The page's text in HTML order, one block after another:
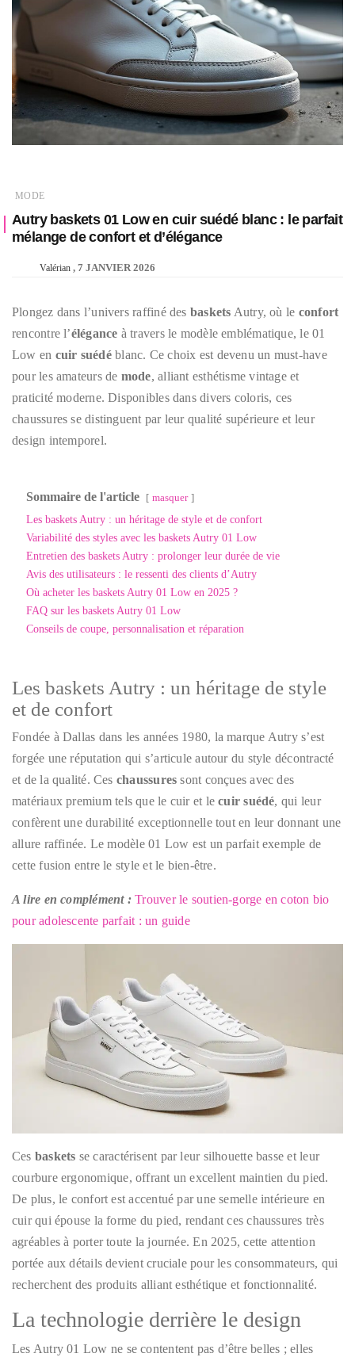
MODE
Autry baskets 01 Low en cuir suédé blanc : le parfait
mélange de confort et d’élégance
Valérian 7 JANVIER 2026
Plongez dans l’univers raffiné des baskets Autry, où le confort
rencontre l’élégance à travers le modèle emblématique, le 01
Low en cuir suédéblanc. Ce choix est devenu un must-have
pour les amateurs de mode, alliant esthétisme vintage et
praticité moderne. Disponibles dans divers coloris, ces
chaussures se distinguent par leur qualité supérieure et leur
design intemporel.
Sommaire de l'article masquer
Les baskets Autry : un héritage de style et de confort
Variabilité des styles avec les baskets Autry 01 Low
Entretien des baskets Autry : prolonger leur durée de vie
Avis des utilisateurs : le ressenti des clients d’Autry
Où acheter les baskets Autry 01 Low en 2025 ?
FAQ sur les baskets Autry 01 Low
Conseils de coupe, personnalisation et réparation
Les baskets Autry : un héritage de style
et de confort
Fondée à Dallas dans les années 1980, la marque Autry s’est
forgée une réputation qui s’articule autour du style décontracté
et de la qualité. Ces chaussures sont conçues avec des
matériaux premium tels que le cuir et lecuir suédé, qui leur
confèrent une durabilité exceptionnelle tout en leur donnant une
allure raffinée. Le modèle 01 Low est un parfait exemple de
cette fusion entre le style et le bien-être.
A lire en complément : Trouver le soutien-gorge en coton bio
pour adolescente parfait : un guide
Ces baskets se caractérisent par leur silhouette basse et leur
courbure ergonomique, offrant un excellent maintien du pied.
De plus, le confort est accentué par une semelle intérieure en
cuir qui épouse la forme du pied, rendant ces chaussures très
agréables à porter toute la journée. En 2025, cette attention
portée aux détails devient cruciale pour les consommateurs, qui
recherchent des produits alliant esthétique et fonctionnalité.
La technologie derrière le design
Les Autry 01 Low ne se contentent pas d’être belles ; elles